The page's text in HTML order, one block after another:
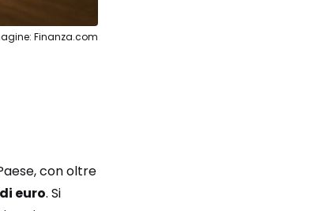
Finanza.com
con oltre
euro. Si